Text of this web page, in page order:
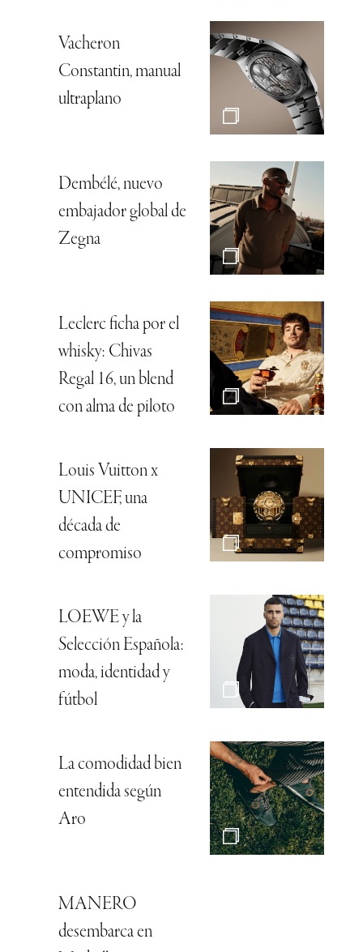
Vacheron
Constantin, manual
ultraplano
Dembélé, nuevo
embajador global de
Zegna
Leclerc ficha por el
whisky: Chivas
Regal 16, un blend
con alma de piloto
Louis Vuitton x
UNICEF, una
década de
compromiso
LOEWE y la
Selección Española:
moda, identidad y
fútbol
La comodidad bien
entendida según
Aro
MANERO
desembarca en